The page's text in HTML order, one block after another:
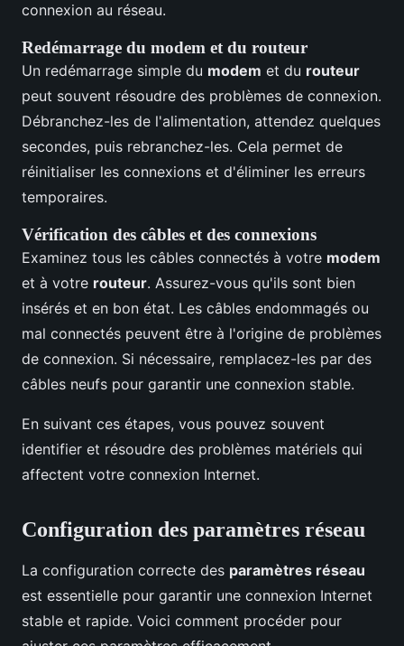
connexion au réseau.
Redémarrage du modem et du routeur
Un redémarrage simple du modem et du routeur
peut souvent résoudre des problèmes de connexion.
Débranchez-les de l'alimentation, attendez quelques
secondes, puis rebranchez-les. Cela permet de
réinitialiser les connexions et d'éliminer les erreurs
temporaires.
Vérification des câbles et des connexions
Examinez tous les câbles connectés à votre modem
et à votre routeur. Assurez-vous qu'ils sont bien
insérés et en bon état. Les câbles endommagés ou
mal connectés peuvent être à l'origine de problèmes
de connexion. Si nécessaire, remplacez-les par des
câbles neufs pour garantir une connexion stable.
En suivant ces étapes, vous pouvez souvent
identifier et résoudre des problèmes matériels qui
affectent votre connexion Internet.
Configuration des paramètres réseau
La configuration correcte des paramètres réseau
est essentielle pour garantir une connexion Internet
stable et rapide. Voici comment procéder pour